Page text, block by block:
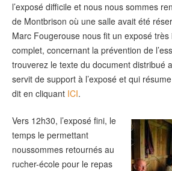
l’exposé difficile et nous nous sommes
de Montbrison où une salle avait été
Marc Fougerouse nous fit un exposé
complet, concernant la prévention de
trouverez le texte du document distribué
servit de support à l’exposé et qui
dit en cliquant ICI.
Vers 12h30, l’exposé fini, le
temps le permettant
noussommes retournés au
rucher-école pour le repas